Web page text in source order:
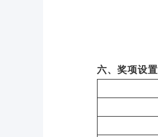
六、奖项设置